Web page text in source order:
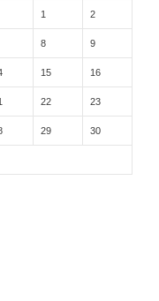
1 2
8 9
15 16
22 23
29 30